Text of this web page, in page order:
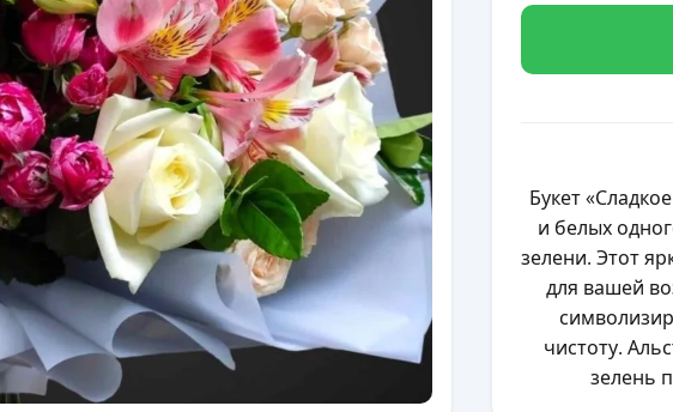
Букет
и белых
зелени. Этот
для вашей
чистоту.
зелень